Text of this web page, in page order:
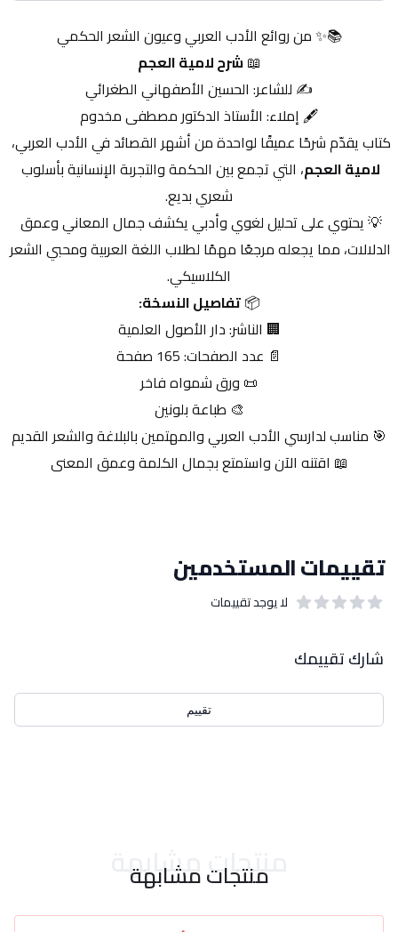
📚✨ من روائع الأدب العربي وعيون الشعر الحكمي
📖 شرح لامية العجم
✍️ للشاعر: الحسين الأصفهاني الطغرائي
🖋 إملاء: الأستاذ الدكتور مصطفى مخدوم
كتاب يقدّم شرحًا عميقًا لواحدة من أشهر القصائد في الأدب العربي،
لامية العجم
شعري بديع.
الدلالات، مما يجعله مرجعًا مهمًا لطلاب اللغة العربية ومحبي الشعر
الكلاسيكي.
📦 تفاصيل النسخة:
🏢 الناشر: دار الأصول العلمية
📄 عدد الصفحات: 165 صفحة
📜 ورق شمواه فاخر
🎨 طباعة بلونين
🎯 مناسب لدارسي الأدب العربي والمهتمين بالبلاغة والشعر القديم
📖 اقتنه الآن واستمتع بجمال الكلمة وعمق المعنى
تقييمات المستخدمين
لا يوجد تقييمات
شارك تقييمك
تقييم
منتجات مشابهة
منتجات مشابهة